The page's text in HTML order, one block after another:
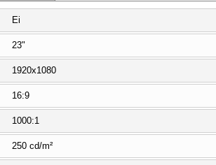
Ei
23"
1920x1080
16:9
1000:1
250 cd/m²